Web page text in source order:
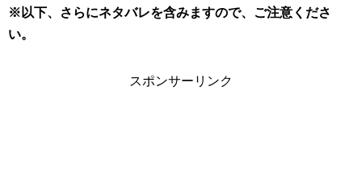
※以下、さらにネタバレを含みますので、ご注意くださ
い。
スポンサーリンク